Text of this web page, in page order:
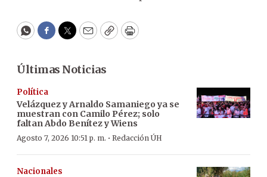
WhatsApp
Facebook
Twitter
EmailCopyPrint
Últimas Noticias
Política
Velázquez y Arnaldo Samaniego ya se
muestran con Camilo Pérez; solo
faltan Abdo Benítez y Wiens
Agosto 7, 2026 10:51 p. m. · Redacción ÚH
Nacionales